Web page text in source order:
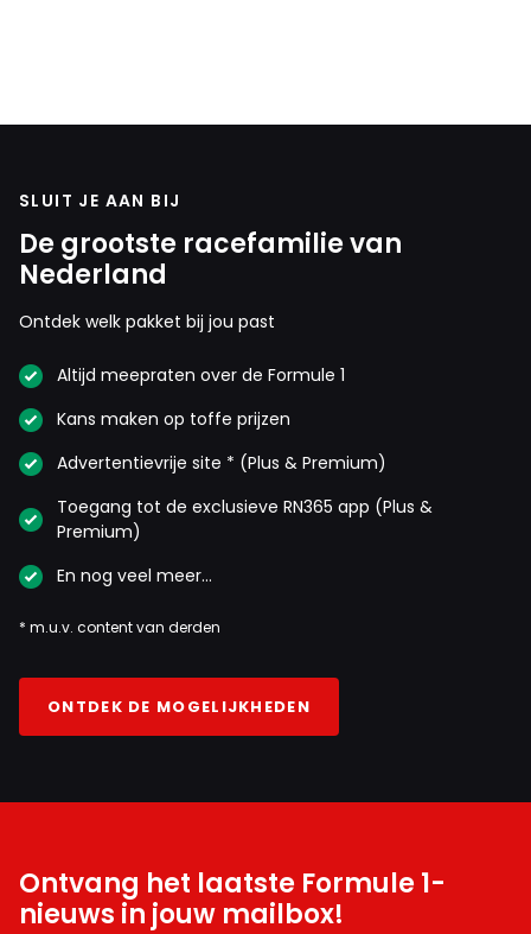
SLUIT JE AAN BIJ
De grootste racefamilie van
Nederland
Ontdek welk pakket bij jou past
Altijd meepraten over de Formule 1
Kans maken op toffe prijzen
Advertentievrije site * (Plus & Premium)
Toegang tot de exclusieve RN365 app (Plus &
Premium)
En nog veel meer…
* m.u.v. content van derden
ONTDEK DE MOGELIJKHEDEN
Ontvang het laatste Formule 1-
nieuws in jouw mailbox!